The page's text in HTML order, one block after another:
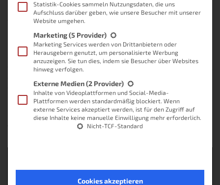
Windows 10: automatische
Neustarts
Schon lange waren mir die Neustarts bezüglich den Updates unter
Windows 10 ein Dorn im Auge. Es kam bereits vor, dass mein Laptop
waren es sogar größere Updates, welche natürlich auch einige Zeit
in Anspruch genommen haben.
(mehr …)
10 Jahren
Statistik-Cookies sammeln Nutzungsdaten, die uns
Aufschluss darüber geben, wie unsere Besucher mit unserer
Website umgehen.
Marketing(5 Provider)
Marketing Services werden von Drittanbietern oder
Herausgebern genutzt, um personalisierte Werbung
anzuzeigen. Sie tun dies, indem sie Besucher über Websites
hinweg verfolgen.
Externe Medien(2 Provider)
Inhalte von Videoplattformen und Social-Media-
Plattformen werden standardmäßig blockiert. Wenn
externe Services akzeptiert werden, ist für den Zugriff auf
diese Inhalte keine manuelle Einwilligung mehr erforderlich.
Nicht-TCF-Standard
Cookies akzeptieren